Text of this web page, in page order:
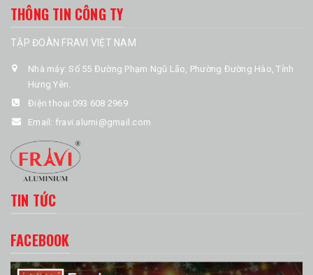
THÔNG TIN CÔNG TY
TẬP ĐOÀN FRAVI VIỆT NAM
Nhà máy: Số 55 Đường Phạm Ngũ Lão, Phường Đường Hào, Tỉnh
Hưng Yên.
Điện thoại:093 608 2969
Email: fravi.alumi@gmail.com
TIN TỨC
FACEBOOK